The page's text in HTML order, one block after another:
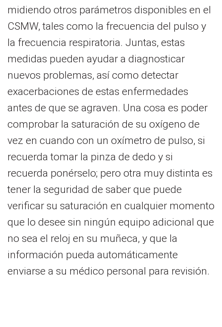
midiendo otros parámetros disponibles en el
CSMW, tales como la frecuencia del pulso y
la frecuencia respiratoria. Juntas, estas
medidas pueden ayudar a diagnosticar
nuevos problemas, así como detectar
exacerbaciones de estas enfermedades
antes de que se agraven. Una cosa es poder
comprobar la saturación de su oxígeno de
vez en cuando con un oxímetro de pulso, si
recuerda tomar la pinza de dedo y si
recuerda ponérselo; pero otra muy distinta es
tener la seguridad de saber que puede
verificar su saturación en cualquier momento
que lo desee sin ningún equipo adicional que
no sea el reloj en su muñeca, y que la
información pueda automáticamente
enviarse a su médico personal para revisión.